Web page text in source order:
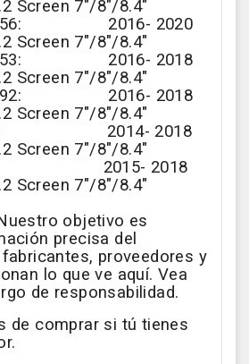
Screen 7"/8"/8.4"
W156: 2016- 2020
Screen 7"/8"/8.4"
W253: 2016- 2018
Screen 7"/8"/8.4"
W292: 2016- 2018
Screen 7"/8"/8.4"
2014- 2018
Screen 7"/8"/8.4"
2015- 2018
Screen 7"/8"/8.4"
objetivo es
precisa del
proveedores y
lo que ve aquí. Vea
de responsabilidad.
de comprar si tú tienes